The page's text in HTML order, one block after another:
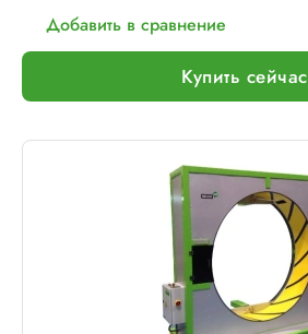
Добавить в сравнение
Купить сейчас